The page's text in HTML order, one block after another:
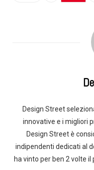
Design Street
innovative e i migliori
Design Street è
indipendenti dedicati al
ha vinto per ben 2 volte